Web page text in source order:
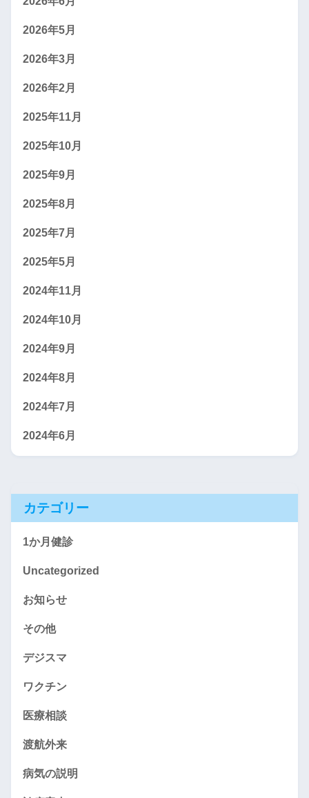
2026年5月
2026年3月
2026年2月
2025年11月
2025年10月
2025年9月
2025年8月
2025年7月
2025年5月
2024年11月
2024年10月
2024年9月
2024年8月
2024年7月
2024年6月
カテゴリー
1か月健診
Uncategorized
お知らせ
その他
デジスマ
ワクチン
医療相談
渡航外来
病気の説明